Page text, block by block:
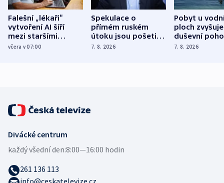
Falešní „lékaři“
vytvoření AI šíří
mezi staršími
Poláky nebezpečné
včera v 07:00
Spekulace o
přímém ruském
útoku jsou pošetilé,
míní estonský
7. 8. 2026
Pobyt u
ploch zvyšuje
duševní
ukázala
7. 8. 2026
Divácké centrum
každý všední den:8:00—16:00 hodin
261 136 113